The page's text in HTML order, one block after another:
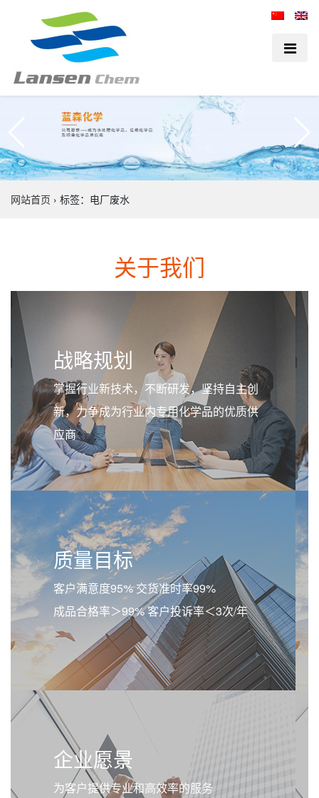
网站首页 › 标签：电厂废水
关于我们
战略规划
掌握行业新技术，不断研发，坚持自主创
新，力争成为行业内专用化学品的优质供
应商
质量目标
客户满意度95% 交货准时率99%
成品合格率＞99% 客户投诉率＜3次/年
企业愿景
为客户提供专业和高效率的服务